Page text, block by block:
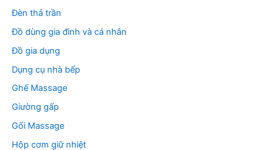
Đèn thả trần
Đồ dùng gia đình và cá nhân
Đồ gia dụng
Dụng cụ nhà bếp
Ghế Massage
Giường gấp
Gối Massage
Hộp cơm giữ nhiệt